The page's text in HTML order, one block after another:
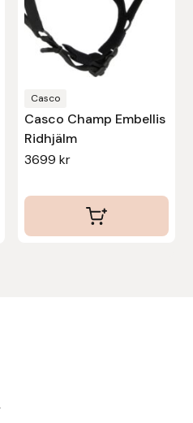
Casco
Casco Champ Embellis
Ridhjälm
3699 kr
alternativen
kan
väljas
produktsidan